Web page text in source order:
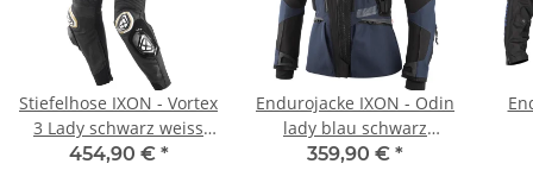
Stiefelhose IXON - Vortex
3 Lady schwarz weiss
gold
454,90 € *
Endurojacke IXON - Odin
lady blau schwarz
fluorot
359,90 € *